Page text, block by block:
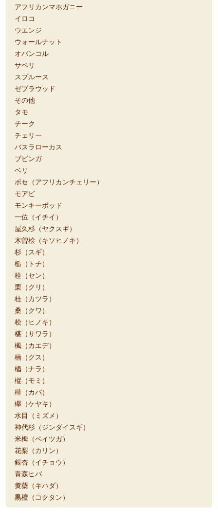
アフリカンマホガニー
イロコ
ウエンジ
ウォールナット
オバンコル
サペリ
スプルース
ゼブラウッド
その他
タモ
チーク
チェリー
バスラローカス
ブビンガ
ベリ
ボセ（アフリカンチェリー）
モアビ
モンキーポッド
一位（イチイ）
屋久杉（ヤクスギ）
木曽桧（キソヒノキ）
杉（スギ）
栃（トチ）
栓（セン）
栗（クリ）
桂（カツラ）
桑（クワ）
桧（ヒノキ）
椹（サワラ）
楓（カエデ）
楠（クス）
楢（ナラ）
樅（モミ）
樺（カバ）
欅（ケヤキ）
水目（ミズメ）
神代杉（ジンダイスギ）
米栂（ベイツガ）
花梨（カリン）
銀杏（イチョウ）
青森ヒバ
黄蘗（キハダ）
黒檀（コクタン）